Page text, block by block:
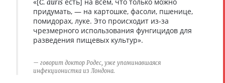
«[С. auris есть] на всём, что только можно
придумать, — на картошке, фасоли, пшенице,
помидорах, луке. Это происходит из-за
чрезмерного использования фунгицидов для
разведения пищевых культур».
говорит доктор Родес, уже упоминавшаяся
инфекционистка из Лондона.